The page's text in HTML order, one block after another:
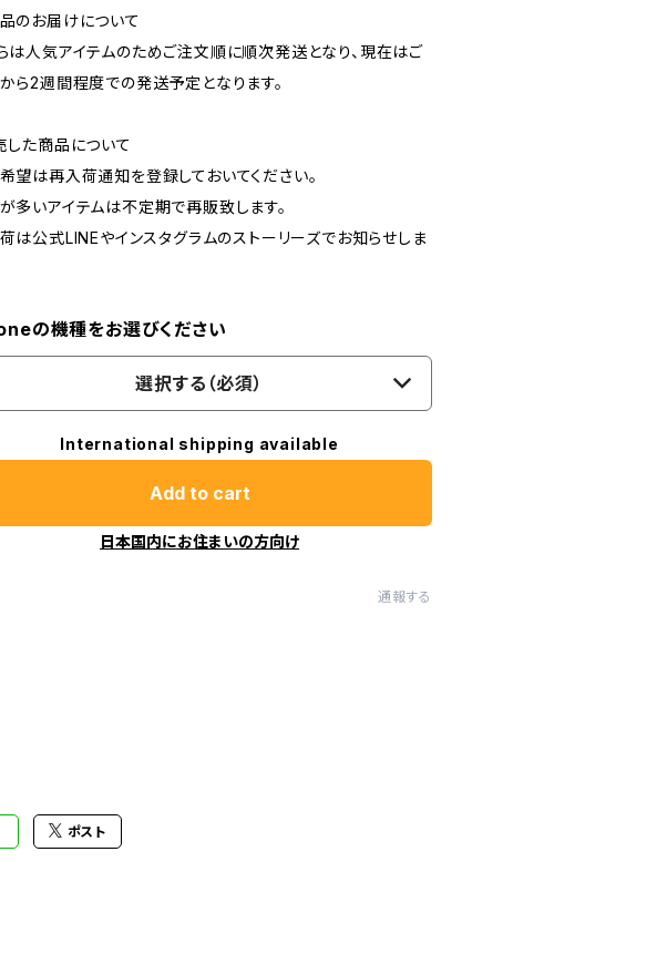
のお届けについて
は人気アイテムのためご注文順に順次発送となり、現在はご
ら2週間程度での発送予定となります。
した商品について
望は再入荷通知を登録しておいてください。
多いアイテムは不定期で再販致します。
は公式LINEやインスタグラムのストーリーズでお知らせしま
の機種をお選びください
選択する（必須）
International shipping available
Add to cart
日本国内にお住まいの方向け
通報する
ポスト